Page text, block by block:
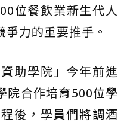
位餐飲業新生代人
力的重要推手。
資助學院」今年前進
院合作培育500位學
後，學員們將調酒